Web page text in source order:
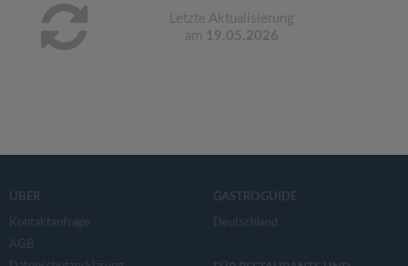
Letzte Aktualisierung
am 19.05.2026
ÜBER
Kontaktanfrage
AGB
GASTROGUIDE
Deutschland